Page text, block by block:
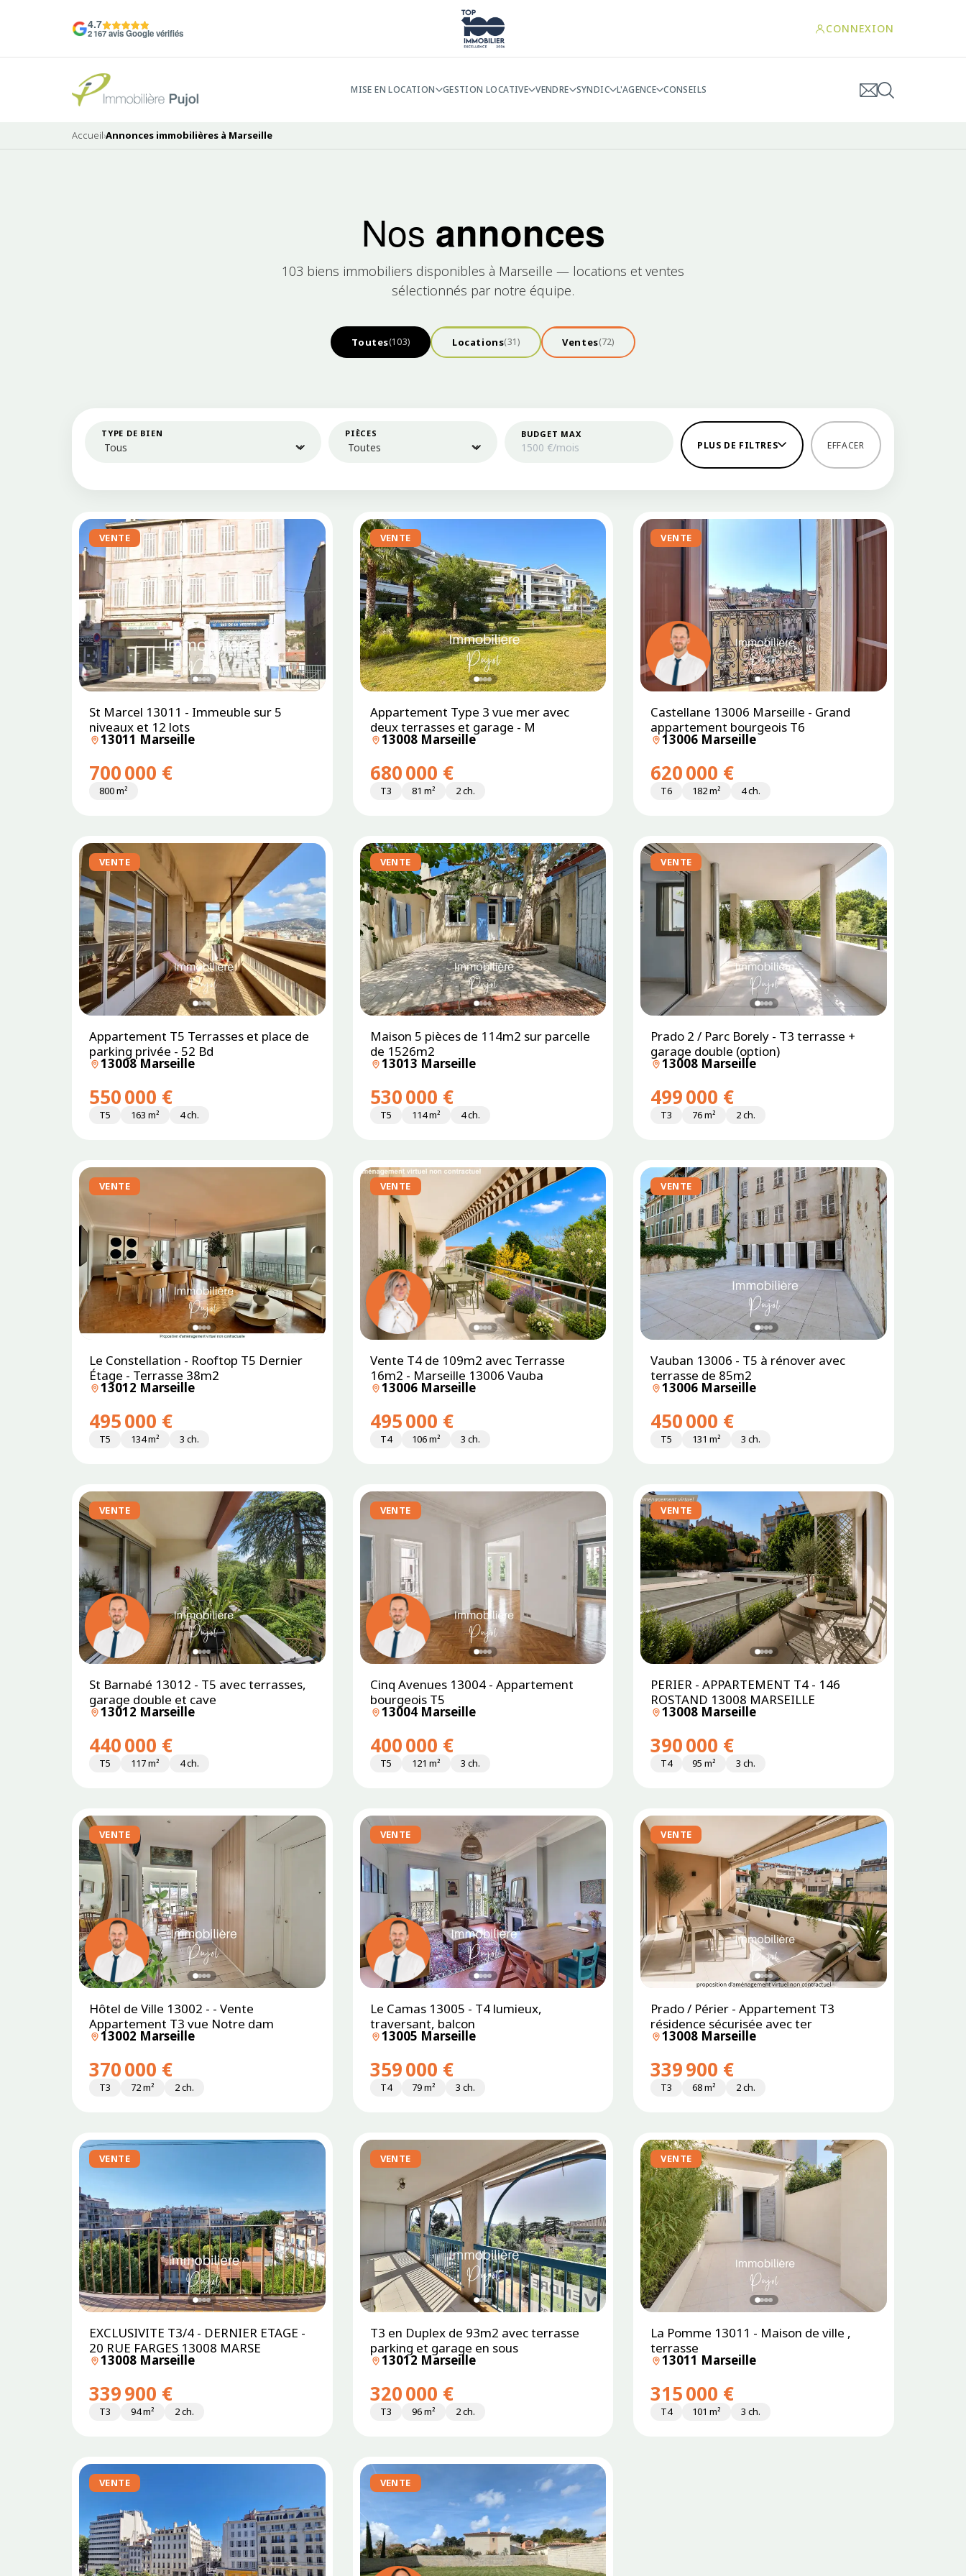
4.7
2 167 avis Google vérifiés CONNEXION
MISE EN LOCATION GESTION LOCATIVE VENDRE SYNDIC L'AGENCE CONSEILS
Accueil›Annonces immobilières à Marseille
Nos annonces
103 biens immobiliers disponibles à Marseille — locations et ventes
sélectionnés par notre équipe.
Toutes(103) Locations(31) Ventes(72)
TYPE DE BIEN PIÈCES BUDGET MAX
PLUS DE FILTRES EFFACER
VENTE
St Marcel 13011 - Immeuble sur 5
niveaux et 12 lots
13011 Marseille
700 000 €
800 m²
VENTE
Appartement Type 3 vue mer avec
deux terrasses et garage - M
13008 Marseille
680 000 €
T3 81 m² 2 ch.
VENTE
SOUS
OFFRE
Castellane 13006 Marseille - Grand
appartement bourgeois T6
13006 Marseille
620 000 €
T6 182 m² 4 ch.
VENTE
Appartement T5 Terrasses et place de
parking privée - 52 Bd
13008 Marseille
550 000 €
T5 163 m² 4 ch.
VENTE
Maison 5 pièces de 114m2 sur parcelle
de 1526m2
13013 Marseille
530 000 €
T5 114 m² 4 ch.
VENTE
Prado 2 / Parc Borely - T3 terrasse +
garage double (option)
13008 Marseille
499 000 €
T3 76 m² 2 ch.
VENTE
Le Constellation - Rooftop T5 Dernier
Étage - Terrasse 38m2
13012 Marseille
495 000 €
T5 134 m² 3 ch.
VENTE
SOUS
PROMESSE
Vente T4 de 109m2 avec Terrasse
16m2 - Marseille 13006 Vauba
13006 Marseille
495 000 €
T4 106 m² 3 ch.
VENTE
Vauban 13006 - T5 à rénover avec
terrasse de 85m2
13006 Marseille
450 000 €
T5 131 m² 3 ch.
VENTE
SOUS
PROMESSE
St Barnabé 13012 - T5 avec terrasses,
garage double et cave
13012 Marseille
440 000 €
T5 117 m² 4 ch.
VENTE
SOUS
PROMESSE
Cinq Avenues 13004 - Appartement
bourgeois T5
13004 Marseille
400 000 €
T5 121 m² 3 ch.
VENTE
PERIER - APPARTEMENT T4 - 146
ROSTAND 13008 MARSEILLE
13008 Marseille
390 000 €
T4 95 m² 3 ch.
VENTE
SOUS
PROMESSE
Hôtel de Ville 13002 - - Vente
Appartement T3 vue Notre dam
13002 Marseille
370 000 €
T3 72 m² 2 ch.
VENTE
SOUS
PROMESSE
Le Camas 13005 - T4 lumieux,
traversant, balcon
13005 Marseille
359 000 €
T4 79 m² 3 ch.
VENTE
Prado / Périer - Appartement T3
résidence sécurisée avec ter
13008 Marseille
339 900 €
T3 68 m² 2 ch.
VENTE
EXCLUSIVITE T3/4 - DERNIER ETAGE -
20 RUE FARGES 13008 MARSE
13008 Marseille
339 900 €
T3 94 m² 2 ch.
VENTE
T3 en Duplex de 93m2 avec terrasse
parking et garage en sous
13012 Marseille
320 000 €
T3 96 m² 2 ch.
VENTE
La Pomme 13011 - Maison de ville ,
terrasse
13011 Marseille
315 000 €
T4 101 m² 3 ch.
VENTE VENTE